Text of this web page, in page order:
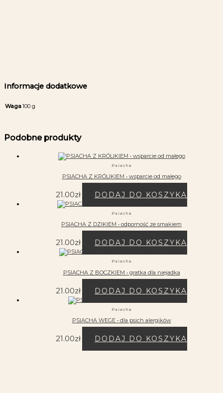
Informacje dodatkowe
Waga100 g
Podobne produkty
Psiacha
PSIACHA Z KRÓLIKIEM • wsparcie od małego
21.00zł DODAJ DO KOSZYKA
Psiacha
PSIACHA Z DZIKIEM • odporność ze smakiem
21.00zł DODAJ DO KOSZYKA
Psiacha
PSIACHA Z BOCZKIEM • gratka dla niejadka
21.00zł DODAJ DO KOSZYKA
Psiacha
PSIACHA WEGE • dla psich alergików
21.00zł DODAJ DO KOSZYKA